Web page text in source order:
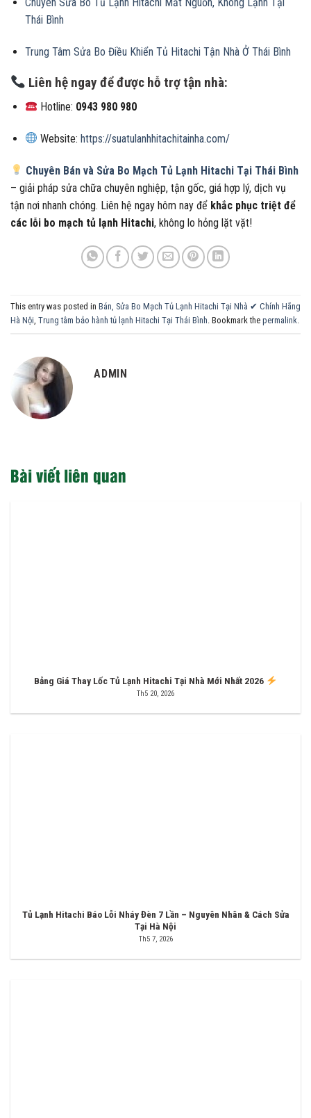
Thái Bình
Trung Tâm Sửa Bo Điều Khiển Tủ Hitachi Tận Nhà Ở Thái Bình
Liên hệ ngay để được hỗ trợ tận nhà:
Hotline: 0943 980 980
Website:https://suatulanhhitachitainha.com/
Chuyên Bán và Sửa Bo Mạch Tủ Lạnh Hitachi Tại Thái Bình
– giải pháp sửa chữa chuyên nghiệp, tận gốc, giá hợp lý, dịch vụ
tận nơi nhanh chóng. Liên hệ ngay hôm nay để khắc phục triệt để
các lỗi bo mạch tủ lạnh Hitachi, không lo hỏng lặt vặt!
This entry was posted in Bán, Sửa Bo Mạch Tủ Lạnh Hitachi Tại Nhà ✔ Chính Hãng
Hà Nội Trung tâm bảo hành tủ lạnh Hitachi Tại Thái Bình . Bookmark the permalink
ADMIN
Bài viết liên quan
Bảng Giá Thay Lốc Tủ Lạnh Hitachi Tại Nhà Mới Nhất 2026
Th5 20, 2026
Tủ Lạnh Hitachi Báo Lỗi Nháy Đèn 7 Lần – Nguyên Nhân & Cách Sửa
Tại Hà Nội
Th5 7, 2026